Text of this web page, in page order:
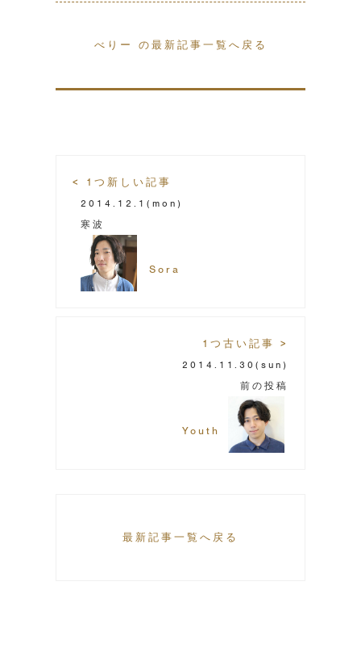
べりー の最新記事一覧へ戻る
< 1つ新しい記事
2014.12.1 (mon)
寒波
Sora
1つ古い記事 >
2014.11.30 (sun)
前の投稿
Youth
最新記事一覧へ戻る